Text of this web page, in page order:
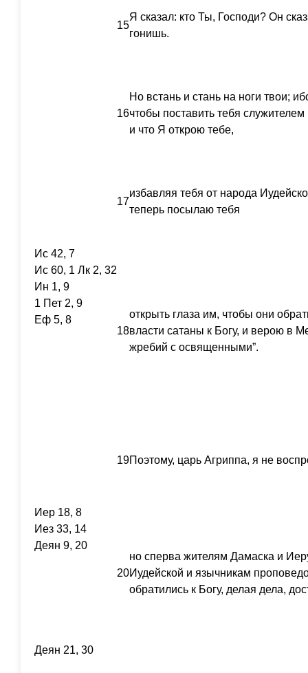
15
Я сказал: кто Ты, Господи? Он
гонишь.
16
Но встань и стань на ноги твои;
чтобы поставить тебя
и что Я открою тебе,
17
избавляя тебя от народа
теперь посылаю тебя
Ис 42, 7
Ис 60, 1 Лк 2, 32
Ин 1, 9
1 Пет 2, 9
Еф 5, 8
18
открыть глаза им, чтобы они
власти сатаны к Богу, и верою в
жребий с освященными”.
19Поэтому, царь Агриппа, я не
Иер 18, 8
Иез 33, 14
Деян 9, 20
20
но сперва жителям Дамаска и
Иудейской и язычникам
обратились к Богу, делая дела,
Деян 21, 30